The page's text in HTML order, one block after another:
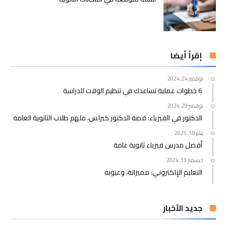
إقرأ أيضا
نوفمبر 24, 2024
6 خطوات عملية تساعدك في تنظيم الوقت للدراسة
نوفمبر 29, 2024
الدكتور في الفيزياء: قصة الدكتور كيرلس، ملهم طلاب الثانوية العامة
يناير 18, 2025
أفضل مدرس فيزياء ثانوية عامة
ديسمبر 13, 2024
التعليم الإلكتروني: مميزاته، وعيوبه
جديد الأخبار